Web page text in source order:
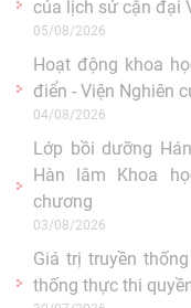
"Đồng bằng sông
05/08/2026
Hoạt động khoa
04/08/2026
Lớp bồi dưỡng
Hàn lâm Khoa
03/08/2026
Giá trị truyền